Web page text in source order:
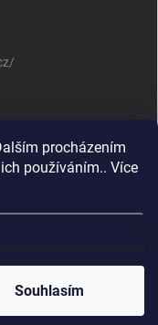
procházením
používáním.. Více
Souhlasím
vyhrazena.